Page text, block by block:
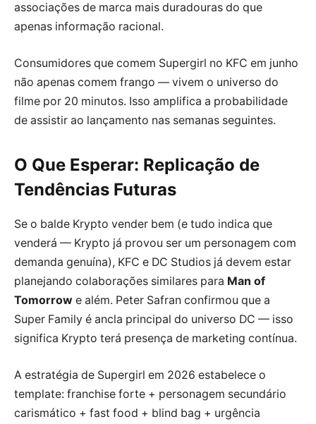
associações de marca mais duradouras do que
apenas informação racional.
Consumidores que comem Supergirl no KFC em junho
não apenas comem frango — vivem o universo do
filme por 20 minutos. Isso amplifica a probabilidade
de assistir ao lançamento nas semanas seguintes.
O Que Esperar: Replicação de
Tendências Futuras
Se o balde Krypto vender bem (e tudo indica que
venderá — Krypto já provou ser um personagem com
demanda genuína), KFC e DC Studios já devem estar
planejando colaborações similares para Man of
Tomorrow e além. Peter Safran confirmou que a
Super Family é ancla principal do universo DC — isso
significa Krypto terá presença de marketing contínua.
A estratégia de Supergirl em 2026 estabelece o
template: franchise forte + personagem secundário
carismático + fast food + blind bag + urgência